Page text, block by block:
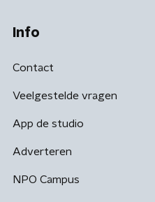
Info
Contact
Veelgestelde vragen
App de studio
Adverteren
NPO Campus